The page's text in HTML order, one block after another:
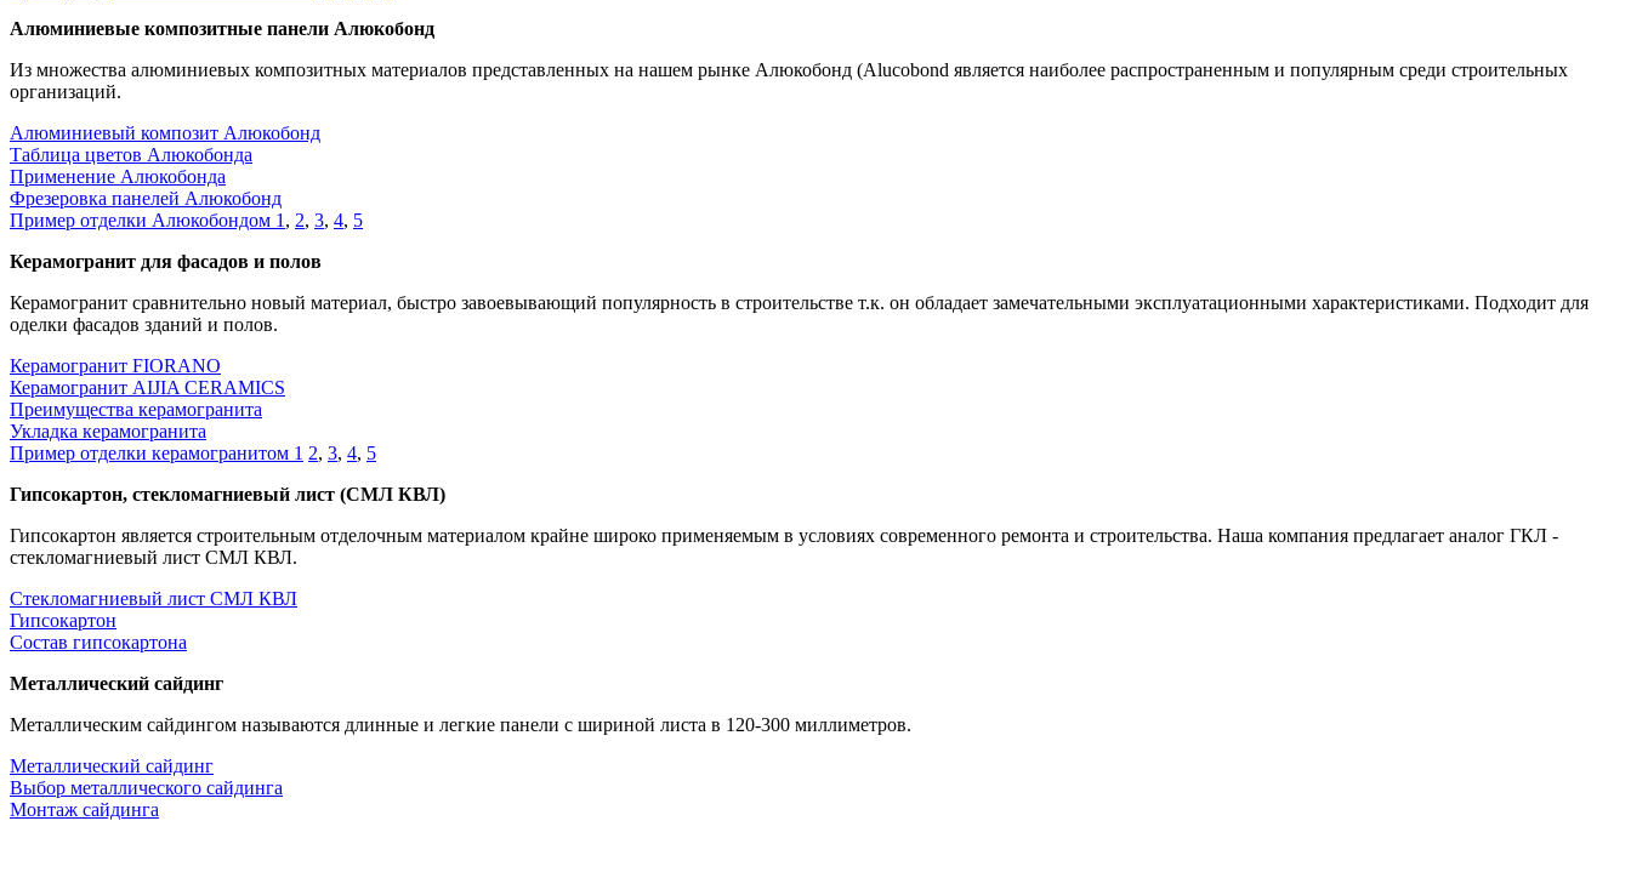
Алюминиевые композитные панели Алюкобонд
Из множества алюминиевых композитных материалов представленных на нашем рынке Алюкобонд (Alucobond является наиболее распространенным и популярным среди строительных
организаций.
Алюминиевый композит Алюкобонд
Таблица цветов Алюкобонда
Применение Алюкобонда
Фрезеровка панелей Алюкобонд
Пример отделки Алюкобондом 1 , 2, 3, 4, 5
Керамогранит для фасадов и полов
Керамогранит сравнительно новый материал, быстро завоевывающий популярность в строительстве т.к. он обладает замечательными эксплуатационными характеристиками. Подходит для
оделки фасадов зданий и полов.
Керамогранит FIORANO
Керамогранит AIJIA CERAMICS
Преимущества керамогранита
Укладка керамогранита
Пример отделки керамогранитом 1 2, 3, 4, 5
Гипсокартон, стекломагниевый лист (СМЛ КВЛ)
Гипсокартон является строительным отделочным материалом крайне широко применяемым в условиях современного ремонта и строительства. Наша компания предлагает аналог ГКЛ -
стекломагниевый лист СМЛ КВЛ.
Стекломагниевый лист СМЛ КВЛ
Гипсокартон
Состав гипсокартона
Металлический сайдинг
Металлическим сайдингом называются длинные и легкие панели с шириной листа в 120-300 миллиметров.
Металлический сайдинг
Выбор металлического сайдинга
Монтаж сайдинга